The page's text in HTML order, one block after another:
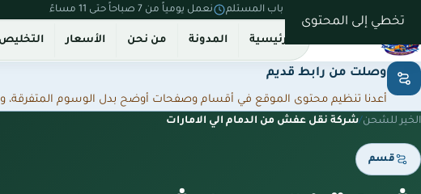
تخطي إلى المحتوى
نستلم من بيتك ونسلّم على باب المستلم نعمل يومياً من 7 صباحاً حتى 11 مساءً
الرئيسية المدونة من نحن الأسعار
وصلت من رابط قديم
أعدنا تنظيم محتوى الموقع في أقسام وصفحات أوضح بدل الوسوم المتفرقة،
الخير للشحن/شركة نقل عفش من الدمام الي الامارات
قسم